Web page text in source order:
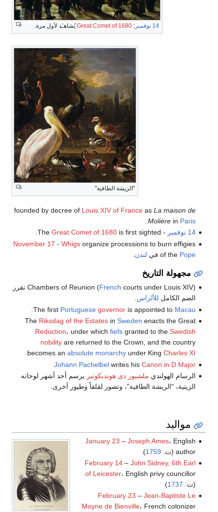
14 نوفمبر :
Great Comet of 1680يُشاهـَد لأول مرة.
"الريشة الطافية"
founded by decree of Louis XIV of Franceas La maison de
Molièrein Paris
14 نوفمبر
- The
Great Comet of 1680is first sighted.
November 17 - Whigsorganize processions to burn effigies
of the Pope في لندن
مجهولة التاريخ
Chambers of Reunion (French
courts under Louis XIV) تقرر
الضم الكامل للألزاس.
The first Portuguese governoris appointed to Macau
The Riksdag of the Estatesin Sweden enacts the Great
Reduction، under which fiefsgranted to the Swedish
nobilityare returned to the Crown, and the country
becomes an absolute monarchyunder King Charles XI
Johann Pachelbelwrites his Canon in D Major
الرسام الهولندي ملشيور دى هونديكوتير يرسم أحد أشهر لوحاته
الزيتية، "الريشة الطافية"، وتصور لقلقاً وطيور أخرى.
مواليد
January 23 – Joseph Ames، English
author (ت.
1759
)
February 14– John Sidney, 6th Earl
of Leicester، English privy councillor
(ت. 1737
)
February 23 – Jean-Baptiste Le
Moyne de Bienville، French colonizer